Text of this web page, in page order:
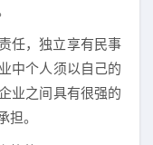
任，独立享有民事
中个人须以自己的
业之间具有很强的
。